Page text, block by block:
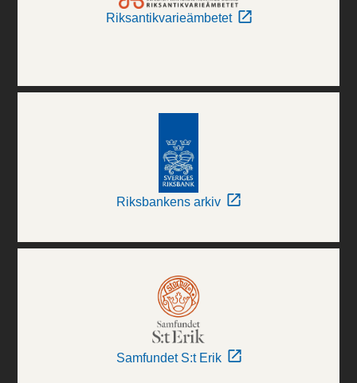
Riksantikvarieämbetet
Riksbankens arkiv
Samfundet S:t Erik